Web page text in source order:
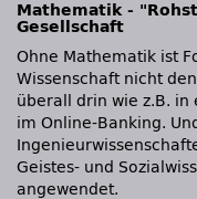
Mathematik -
Gesellschaft
Ohne Mathematik ist
Wissenschaft nicht
überall drin wie z.B. in
im Online-Banking.
Geistes- und
angewendet.